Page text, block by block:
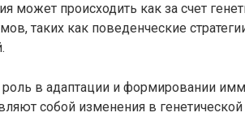
может происходить как за счет
таких как поведенческие
в адаптации и формировании
собой изменения в